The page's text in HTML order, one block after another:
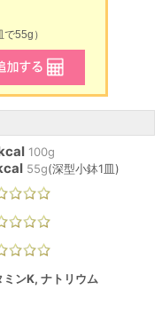
55g）
100g
55g(深型小鉢1皿)
ミンK, ナトリウム